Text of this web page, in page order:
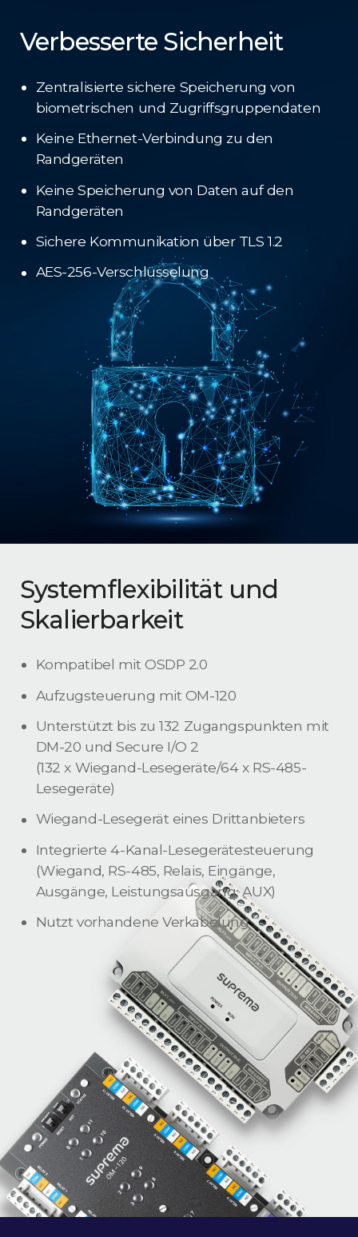
Verbesserte Sicherheit
Zentralisierte sichere Speicherung von
biometrischen und Zugriffsgruppendaten
Keine Ethernet-Verbindung zu den
Randgeräten
Keine Speicherung von Daten auf den
Randgeräten
Sichere Kommunikation über TLS 1.2
AES-256-Verschlüsselung
Systemflexibilität und
Skalierbarkeit
Kompatibel mit OSDP 2.0
Aufzugsteuerung mit OM-120
Unterstützt bis zu 132 Zugangspunkten mit
DM-20 und Secure I/O 2
(132 x Wiegand-Lesegeräte/64 x RS-485-
Lesegeräte)
Wiegand-Lesegerät eines Drittanbieters
Integrierte 4-Kanal-Lesegerätesteuerung
(Wiegand, RS-485, Relais, Eingänge,
Ausgänge, Leistungsausgang, AUX)
Nutzt vorhandene Verkabelung